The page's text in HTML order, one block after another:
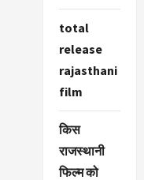
total
release
rajasthani
film
किस
राजस्थानी
फिल्म को